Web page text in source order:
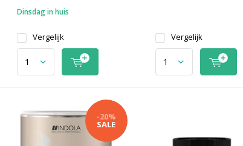
Dinsdag in huis
Vergelijk Vergelijk
-20%
SALE